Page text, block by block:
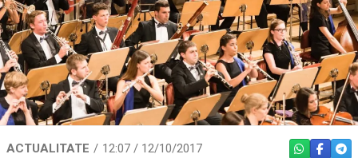
ACTUALITATE 12:07 / 12/10/2017 WHATSAPP